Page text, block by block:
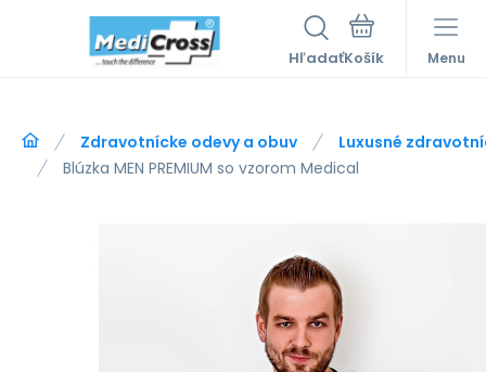
Hľadať Menu
Zdravotnícke odevy a obuv
Luxusné
Blúzka MEN PREMIUM so vzorom Medical